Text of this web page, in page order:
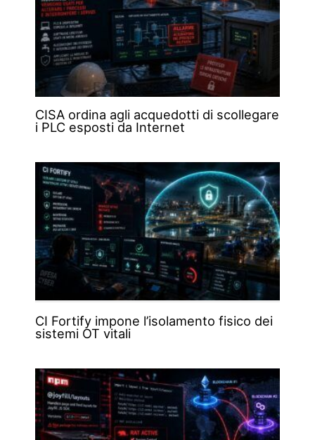
CISA ordina agli acquedotti di scollegare
i PLC esposti da Internet
CI Fortify impone l’isolamento fisico dei
sistemi OT vitali